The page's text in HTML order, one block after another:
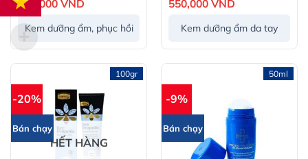
là:
750,000 VNDGiá
là:
Kem dưỡng ẩm, phục hồi
sáng da, trẻ hóa
là:
550,000 VNDGiá
là:
Kem dưỡng ẩm da tay
-20%
Bán chạy
100gr
HẾT HÀNG
-9%
Bán chạy
50ml